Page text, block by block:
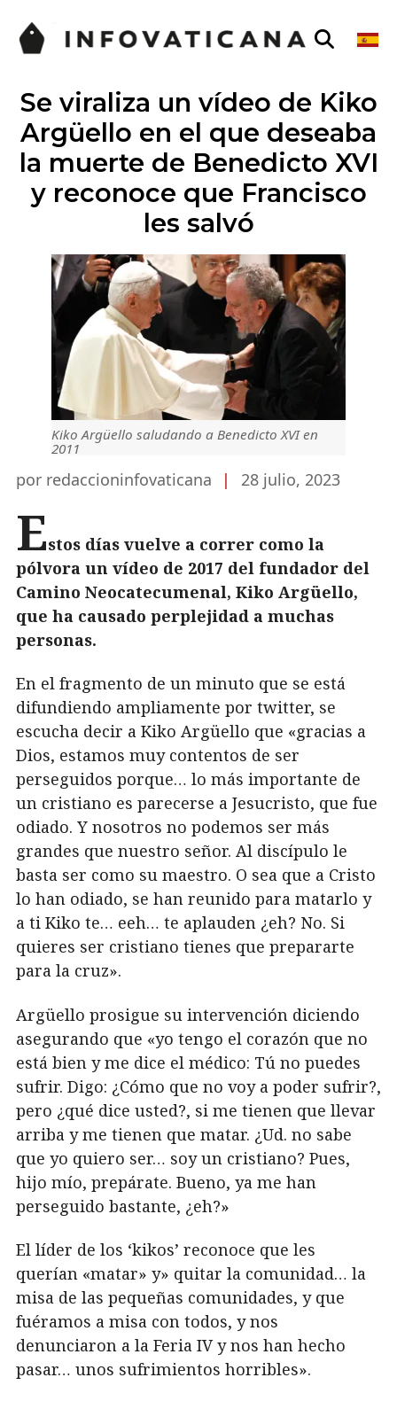
Se viraliza un vídeo de Kiko
Argüello en el que deseaba
la muerte de Benedicto XVI
y reconoce que Francisco
les salvó
Kiko Argüello saludando a Benedicto XVI en
2011
por redaccioninfovaticana | 28 julio, 2023
Estos días vuelve a correr como la
pólvora un vídeo de 2017 del fundador del
Camino Neocatecumenal, Kiko Argüello,
que ha causado perplejidad a muchas
personas.
En el fragmento de un minuto que se está
difundiendo ampliamente por twitter, se
escucha decir a Kiko Argüello que «gracias a
Dios, estamos muy contentos de ser
perseguidos porque… lo más importante de
un cristiano es parecerse a Jesucristo, que fue
odiado. Y nosotros no podemos ser más
grandes que nuestro señor. Al discípulo le
basta ser como su maestro. O sea que a Cristo
lo han odiado, se han reunido para matarlo y
a ti Kiko te… eeh… te aplauden ¿eh? No. Si
quieres ser cristiano tienes que prepararte
para la cruz».
Argüello prosigue su intervención diciendo
asegurando que «yo tengo el corazón que no
está bien y me dice el médico: Tú no puedes
sufrir. Digo: ¿Cómo que no voy a poder sufrir?,
pero ¿qué dice usted?, si me tienen que llevar
arriba y me tienen que matar. ¿Ud. no sabe
que yo quiero ser… soy un cristiano? Pues,
hijo mío, prepárate. Bueno, ya me han
perseguido bastante, ¿eh?»
El líder de los ‘kikos’ reconoce que les
querían «matar» y» quitar la comunidad… la
misa de las pequeñas comunidades, y que
fuéramos a misa con todos, y nos
denunciaron a la Feria IV y nos han hecho
pasar… unos sufrimientos horribles».